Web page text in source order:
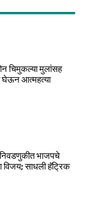
चिमुकल्या मुलांसह
घेऊन आत्महत्या
निवडणुकीत भाजपचे
विजय; साधली हॅट्रिक